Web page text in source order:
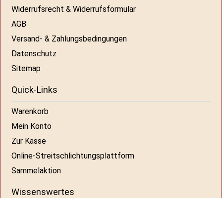
Widerrufsrecht & Widerrufsformular
AGB
Versand- & Zahlungsbedingungen
Datenschutz
Sitemap
Quick-Links
Warenkorb
Mein Konto
Zur Kasse
Online-Streitschlichtungsplattform
Sammelaktion
Wissenswertes